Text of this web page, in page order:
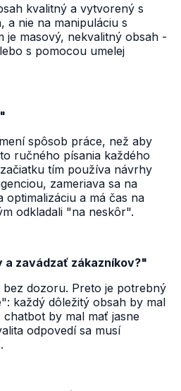
kvalitný a vytvorený s
a nie na manipuláciu s
je masový, nekvalitný obsah -
s pomocou umelej
spôsob práce, než aby
ručného písania každého
tím používa návrhy
zameriava sa na
optimalizáciu a má čas na
odkladali "na neskôr".
a zavádzať zákazníkov?"
dozoru. Preto je potrebný
každý dôležitý obsah by mal
by mal mať jasne
odpovedí sa musí